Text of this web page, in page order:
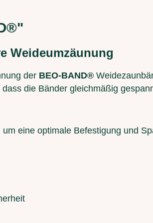
Weideumzäunung
der BEO-BAND®
die Bänder gleichmäßig
um eine optimale Befestigung und